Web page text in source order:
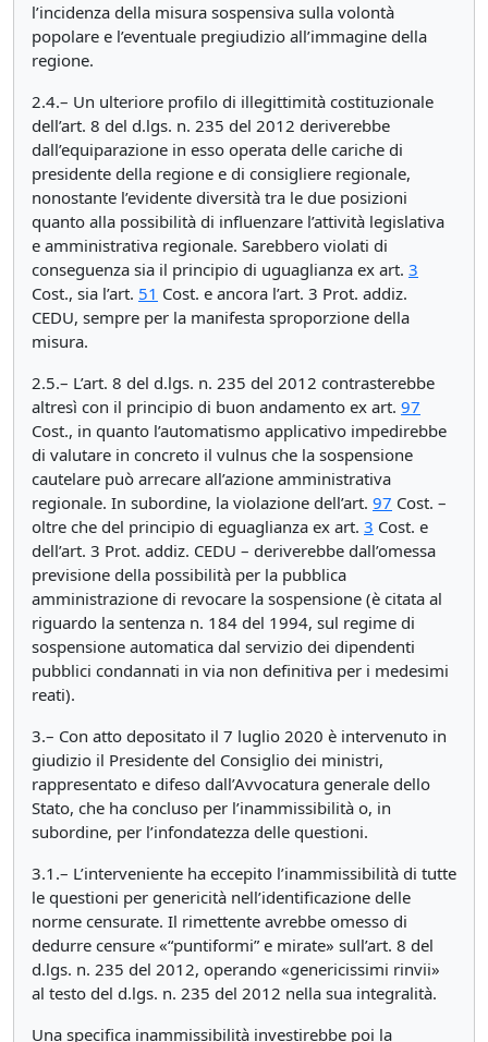
l’incidenza della misura sospensiva sulla volontà
popolare e l’eventuale pregiudizio all’immagine della
regione.
2.4.– Un ulteriore profilo di illegittimità costituzionale
dell’art. 8 del d.lgs. n. 235 del 2012 deriverebbe
dall’equiparazione in esso operata delle cariche di
presidente della regione e di consigliere regionale,
nonostante l’evidente diversità tra le due posizioni
quanto alla possibilità di influenzare l’attività legislativa
e amministrativa regionale. Sarebbero violati di
conseguenza sia il principio di uguaglianza ex art. 3
Cost., sia l’art. 51 Cost. e ancora l’art. 3 Prot. addiz.
CEDU, sempre per la manifesta sproporzione della
misura.
2.5.– L’art. 8 del d.lgs. n. 235 del 2012 contrasterebbe
altresì con il principio di buon andamento ex art. 97
Cost., in quanto l’automatismo applicativo impedirebbe
di valutare in concreto il vulnus che la sospensione
cautelare può arrecare all’azione amministrativa
regionale. In subordine, la violazione dell’art. 97 Cost. –
oltre che del principio di eguaglianza ex art. 3 Cost. e
dell’art. 3 Prot. addiz. CEDU – deriverebbe dall’omessa
previsione della possibilità per la pubblica
amministrazione di revocare la sospensione (è citata al
riguardo la sentenza n. 184 del 1994, sul regime di
sospensione automatica dal servizio dei dipendenti
pubblici condannati in via non definitiva per i medesimi
reati).
3.– Con atto depositato il 7 luglio 2020 è intervenuto in
giudizio il Presidente del Consiglio dei ministri,
rappresentato e difeso dall’Avvocatura generale dello
Stato, che ha concluso per l’inammissibilità o, in
subordine, per l’infondatezza delle questioni.
3.1.– L’interveniente ha eccepito l’inammissibilità di tutte
le questioni per genericità nell’identificazione delle
norme censurate. Il rimettente avrebbe omesso di
dedurre censure «“puntiformi” e mirate» sull’art. 8 del
d.lgs. n. 235 del 2012, operando «genericissimi rinvii»
al testo del d.lgs. n. 235 del 2012 nella sua integralità.
Una specifica inammissibilità investirebbe poi la